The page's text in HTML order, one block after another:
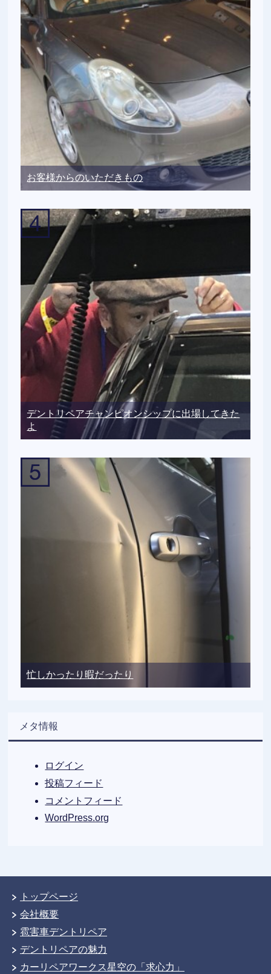
お客様からのいただきもの
デントリペアチャンピオンシップに出場してきた
よ
忙しかったり暇だったり
メタ情報
ログイン
投稿フィード
コメントフィード
WordPress.org
トップページ
会社概要
雹害車デントリペア
デントリペアの魅力
カーリペアワークス星空の「求心力」